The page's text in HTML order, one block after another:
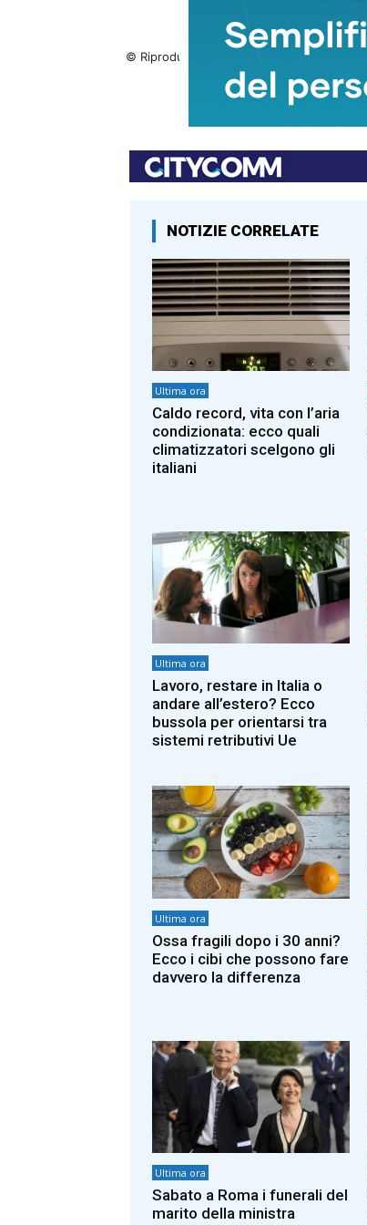
© Riproduzione riservata
NOTIZIE CORRELATE
Ultima ora
Caldo record, vita con l’aria
condizionata: ecco quali
climatizzatori scelgono gli
italiani
Ultima ora
Lavoro, restare in Italia o
andare all’estero? Ecco
bussola per orientarsi tra
sistemi retributivi Ue
Ultima ora
Ossa fragili dopo i 30 anni?
Ecco i cibi che possono fare
davvero la differenza
Ultima ora
Sabato a Roma i funerali del
marito della ministra